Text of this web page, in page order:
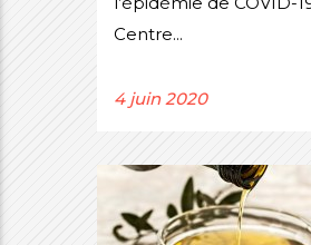
Centre...
4 juin 2020